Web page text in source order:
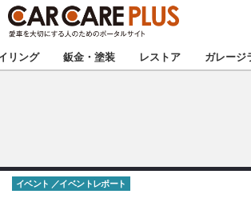
★カーケアプラス認定★ 厳選プロショッ
甲信越 北
リング 鈑金・塗装 レストア ガレージ
イベント イベントレポート